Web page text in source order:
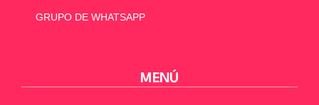
GRUPO DE WHATSAPP
MENÚ